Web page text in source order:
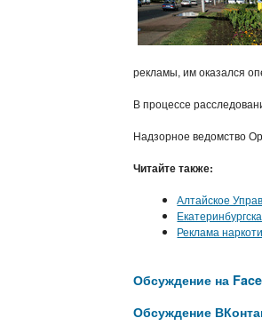
рекламы, им оказался
В процессе
Надзорное ведомство
Читайте также:
Алтайское
Реклама
Обсуждение на
Обсуждение